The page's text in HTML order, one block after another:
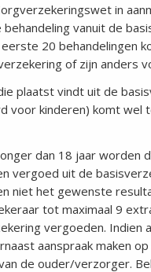
in
behandeling vanuit de
20 behandelingen
of zijn anders
plaatst vindt uit de
voor kinderen) komt wel
dan 18 jaar worden
vergoed uit de
niet het gewenste
tot maximaal 9
vergoeden. Indien
aanspraak maken
de ouder/verzorger.